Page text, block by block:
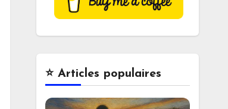
⭐️ Articles populaires